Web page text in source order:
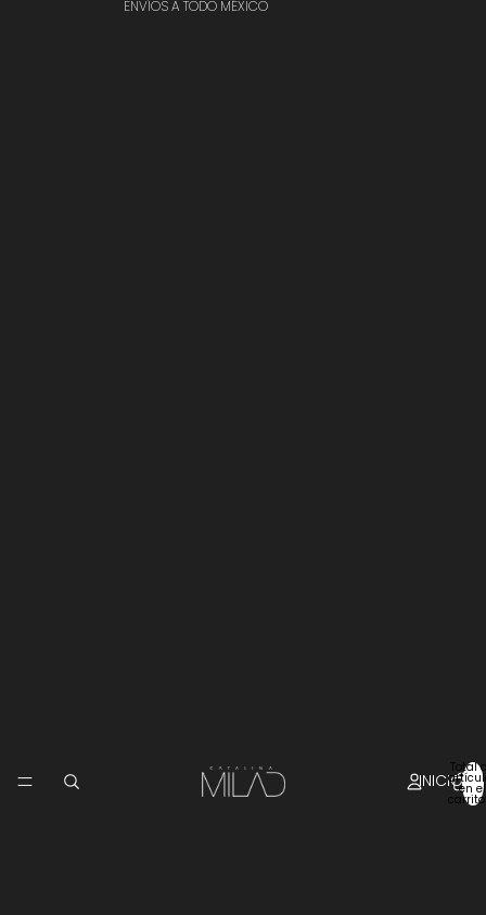
ENVÍOS A TODO MÉXICO
INICIO
Total
en el